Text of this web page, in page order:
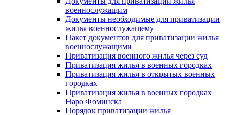
военнослужащим
Документы необходимые для приватизации
жилья военнослужащему
Пакет документов для приватизации жилья
военнослужащими
Приватизация военного жилья через суд
Приватизация жилья в военных городках
Приватизация жилья в открытых военных
городках
Приватизация жилья в военных городках
Наро Фоминска
Порядок приватизации жилья